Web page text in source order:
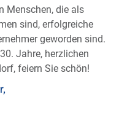
Menschen, die als
sind, erfolgreiche
geworden sind.
Jahre, herzlichen
feiern Sie schön!